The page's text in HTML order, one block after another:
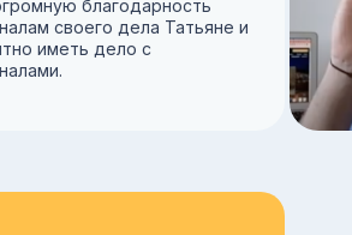
благодарность
своего дела Татьяне и
иметь дело с